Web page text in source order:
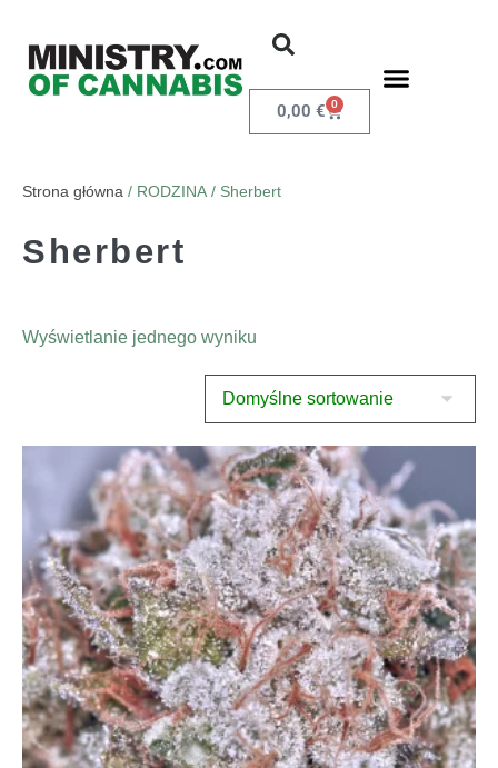
0,00 € 0
Strona główna / RODZINA / Sherbert
Sherbert
Wyświetlanie jednego wyniku